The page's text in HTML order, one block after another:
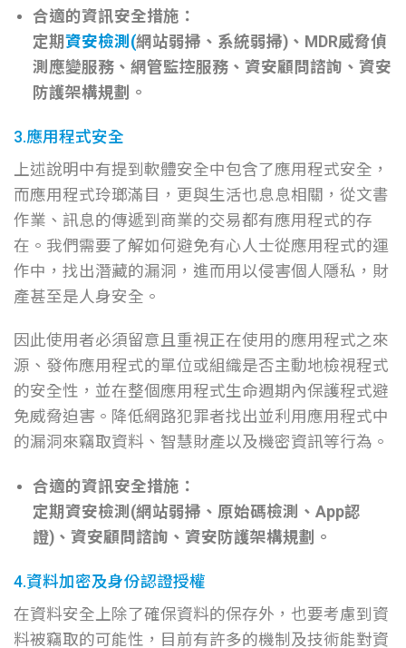
合適的資訊安全措施：
定期 資安檢測 (網站弱掃、系統弱掃)、 MDR威脅偵
測應變服務、網管監控服務、資安顧問諮詢、資安
防護架構規劃。
3.應用程式安全
上述說明中有提到軟體安全中包含了應用程式安全，
而應用程式玲瑯滿目，更與生活也息息相關，從文書
作業、訊息的傳遞到商業的交易都有應用程式的存
在。我們需要了解如何避免有心人士從應用程式的運
作中，找出潛藏的漏洞，進而用以侵害個人隱私，財
產甚至是人身安全。
因此使用者必須留意且重視正在使用的應用程式之來
源、發佈應用程式的單位或組織是否主動地檢視程式
的安全性，並在整個應用程式生命週期內保護程式避
免威脅迫害。降低網路犯罪者找出並利用應用程式中
的漏洞來竊取資料、智慧財產以及機密資訊等行為。
合適的資訊安全措施：
定期資安檢測(網站弱掃、原始碼檢測、App認
證)、資安顧問諮詢、資安防護架構規劃。
4.資料加密及身份認證授權
在資料安全上除了確保資料的保存外，也要考慮到資
料被竊取的可能性，目前有許多的機制及技術能對資